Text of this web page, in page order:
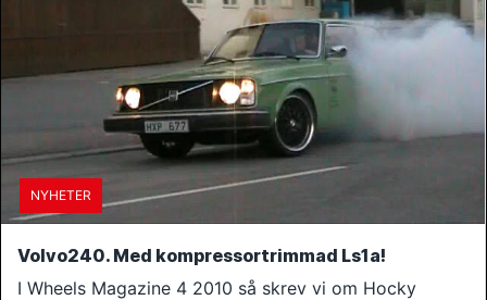
NYHETER
Volvo240. Med kompressortrimmad Ls1a!
I Wheels Magazine 4 2010 så skrev vi om Hocky